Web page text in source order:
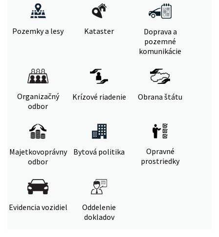
Pozemky a lesy Kataster
Doprava a
pozemné
komunikácie
Organizačný
odbor
Krízové riadenie Obrana štátu
Majetkovoprávny
odbor
Bytová politika
Opravné
prostriedky
Evidencia vozidiel
Oddelenie
dokladov